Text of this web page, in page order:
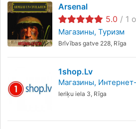
Arsenal
5.0 / 1
Магазины Туризм
Brīvības gatve 228, Rīga
1shop.lv
Магазины
Ieriķu iela 3, Rīga